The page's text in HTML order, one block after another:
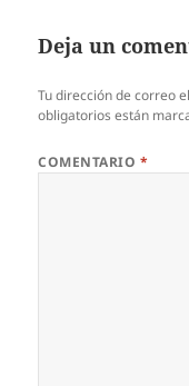
Deja un
Tu dirección de correo
obligatorios están
COMENTARIO *